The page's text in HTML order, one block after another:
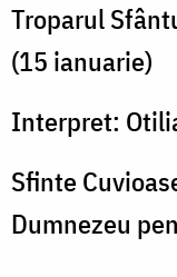
Troparul
(15 ianuarie)
Interpret:
Sfinte
Dumnezeu